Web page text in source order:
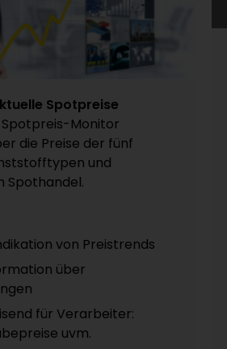
Spotpreise
Monitor
die Preise der fünf
und
Spothandel.
von Preistrends
über
für Verarbeiter:
uvm.